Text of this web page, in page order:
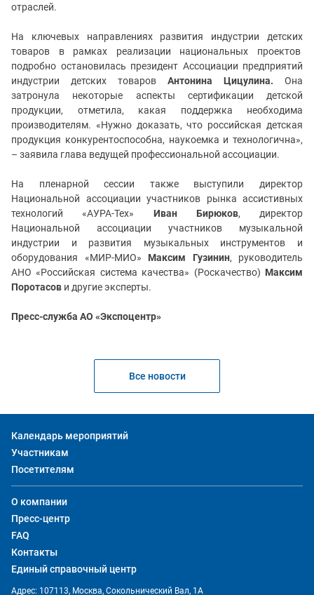
отраслей.
На ключевых направлениях развития индустрии детских
товаров в рамках реализации национальных проектов
подробно остановилась президент Ассоциации предприятий
индустрии детских товаров Антонина Цицулина. Она
затронула некоторые аспекты сертификации детской
продукции, отметила, какая поддержка необходима
производителям. «Нужно доказать, что российская детская
продукция конкурентоспособна, наукоемка и технологична»,
– заявила глава ведущей профессиональной ассоциации.
На пленарной сессии также выступили директор
Национальной ассоциации участников рынка ассистивных
технологий «АУРА-Тех» Иван Бирюков, директор
Национальной ассоциации участников музыкальной
индустрии и развития музыкальных инструментов и
оборудования «МИР-МИО» Максим Гузинин, руководитель
АНО «Российская система качества» (Роскачество) Максим
Поротасов и другие эксперты.
Пресс-служба АО «Экспоцентр»
Все новости
Календарь мероприятий
Участникам
Посетителям
О компании
Пресс-центр
FAQ
Контакты
Единый справочный центр
Адрес: 107113, Москва, Сокольнический Вал, 1А